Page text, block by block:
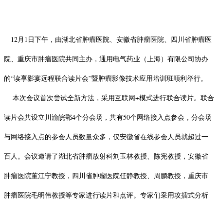
12月1日下午，由湖北省肿瘤医院、安徽省肿瘤医院、四川省肿瘤医
院、重庆市肿瘤医院共同主办，通用电气药业（上海）有限公司协办
的“读享影宴远程联合读片会”暨肿瘤影像技术应用培训班顺利举行。
本次会议首次尝试全新方法，采用互联网+模式进行联合读片。联合
读片会共设立川渝皖鄂4个分会场，共有50个网络接入点参会，分会场
与网络接入点的参会人员数量众多，仅安徽省在线参会人员就超过一
百人。会议邀请了湖北省肿瘤放射科刘玉林教授、陈宪教授，安徽省
肿瘤医院董江宁教授，四川省肿瘤医院任静教授、周鹏教授，重庆市
肿瘤医院毛明伟教授等专家进行读片和点评。专家们采用攻擂式分析